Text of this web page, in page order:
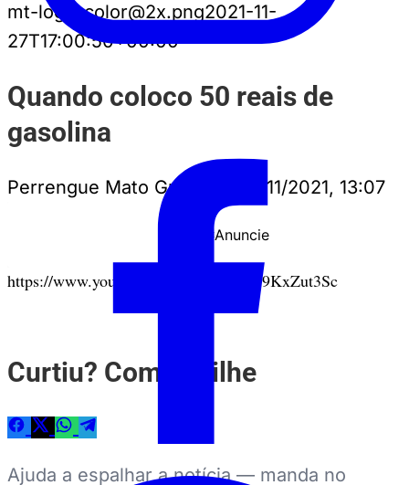
mt-logo-color@2x.png2021-11-
27T17:00:50+00:00
Quando coloco 50 reais de
gasolina
Perrengue Mato Grosso 26/11/2021, 13:07
PUBLICIDADEAnuncie
https://www.youtube.com/watch?v=_19KxZut3Sc
Curtiu? Compartilhe
Ajuda a espalhar a notícia — manda no